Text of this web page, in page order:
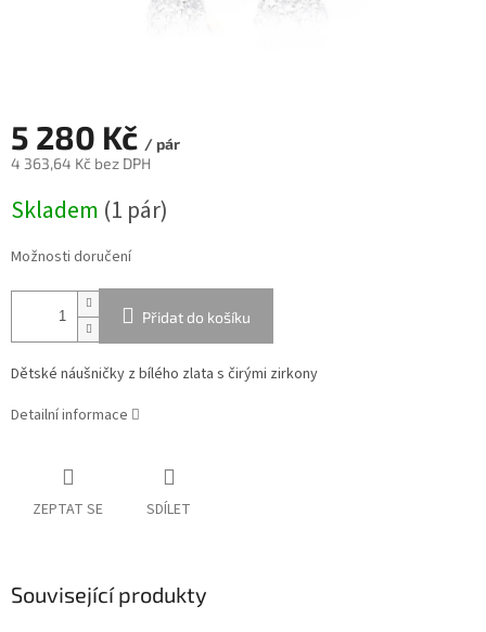
5 280 Kč / pár
4 363,64 Kč bez DPH
cena:
Skladem (1 pár)
Možnosti doručení
Přidat do košíku
Dětské náušničky z bílého zlata s čirými zirkony
Detailní informace
ZEPTAT SE SDÍLET
Související produkty